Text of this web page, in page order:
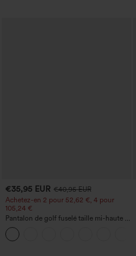
€35,95 EUR €40,95 EUR
Achetez-en 2 pour 52,62 €, 4 pour
105,24 €
Pantalon de golf fuselé taille mi-haute à
cordon, ourlet incurvé, séchage rapide,
avec poches — UPF40+